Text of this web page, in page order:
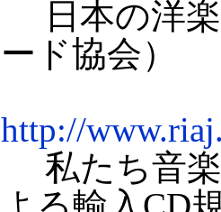
日本の洋楽
ード協会）
http://
私たち音楽